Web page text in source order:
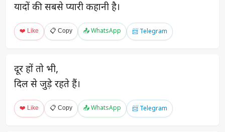
यादों की सबसे प्यारी कहानी है।
❤️ Like 📋 Copy 📤 WhatsApp 📨 Telegram
दूर हों तो भी,
दिल से जुड़े रहते हैं।
❤️ Like 📋 Copy 📤 WhatsApp 📨 Telegram